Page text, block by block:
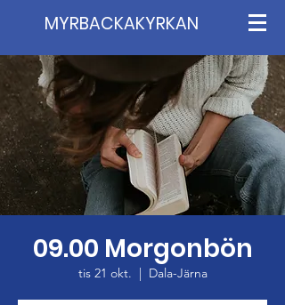
MYRBACKAKYRKAN
09.00 Morgonbön
tis 21 okt.
  |
Dala-Järna